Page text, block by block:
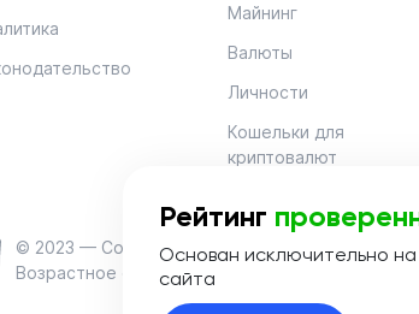
Майнинг
Валюты
Личности
Кошельки для
криптовалют
© 2023 — Coinmania
Возрастное ограничение 16+
Рейтинг
Основан исключительно
сайта